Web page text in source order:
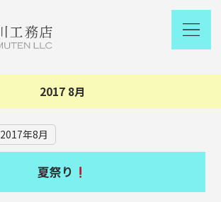
2017 8月
2017年8月
夏祭り